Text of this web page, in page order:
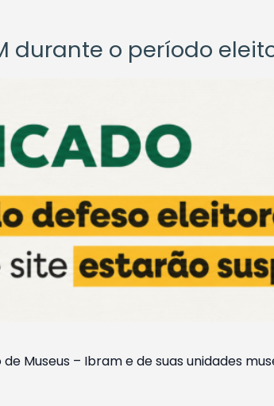
durante o período
Museus – Ibram e de suas unidades